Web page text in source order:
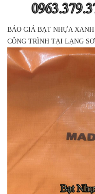
BÁO GIÁ BẠT NHỰA
CÔNG TRÌNH TẠI LẠNG